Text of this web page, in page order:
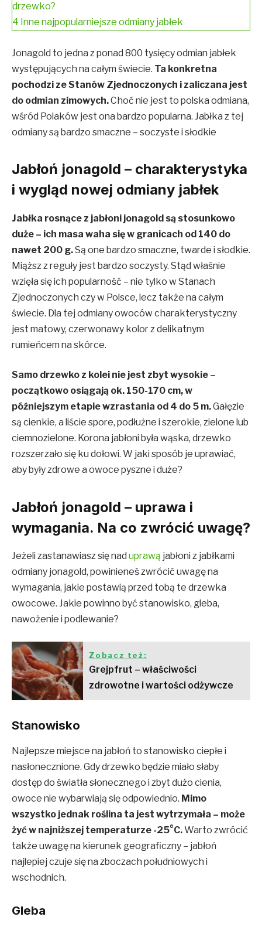
drzewko?
4 Inne najpopularniejsze odmiany jabłek
Jonagold to jedna z ponad 800 tysięcy odmian jabłek
występujących na całym świecie. Ta konkretna
pochodzi ze Stanów Zjednoczonych i zaliczana jest
do odmian zimowych.Choć nie jest to polska odmiana,
wśród Polaków jest ona bardzo popularna. Jabłka z tej
odmiany są bardzo smaczne – soczyste i słodkie
Jabłoń jonagold – charakterystyka
i wygląd nowej odmiany jabłek
Jabłka rosnące z jabłoni jonagold są stosunkowo
duże – ich masa waha się w granicach od 140 do
nawet 200 g.Są one bardzo smaczne, twarde i słodkie.
Miąższ z reguły jest bardzo soczysty. Stąd właśnie
wzięła się ich popularność – nie tylko w Stanach
Zjednoczonych czy w Polsce, lecz także na całym
świecie. Dla tej odmiany owoców charakterystyczny
jest matowy, czerwonawy kolor z delikatnym
rumieńcem na skórce.
Samo drzewko z kolei nie jest zbyt wysokie –
początkowo osiągają ok. 150-170 cm, w
późniejszym etapie wzrastania od 4 do 5 m.Gałęzie
są cienkie, a liście spore, podłużne i szerokie, zielone lub
ciemnozielone. Korona jabłoni była wąska, drzewko
rozszerzało się ku dołowi. W jaki sposób je uprawiać,
aby były zdrowe a owoce pyszne i duże?
Jabłoń jonagold – uprawa i
wymagania. Na co zwrócić uwagę?
Jeżeli zastanawiasz się nad uprawą jabłoni z jabłkami
odmiany jonagold, powinieneś zwrócić uwagę na
wymagania, jakie postawią przed tobą te drzewka
owocowe. Jakie powinno być stanowisko, gleba,
nawożenie i podlewanie?
Zobacz też:
Grejpfrut – właściwości
zdrowotne i wartości odżywcze
Stanowisko
Najlepsze miejsce na jabłoń to stanowisko ciepłe i
nasłonecznione. Gdy drzewko będzie miało słaby
dostęp do światła słonecznego i zbyt dużo cienia,
owoce nie wybarwiają się odpowiednio. Mimo
wszystko jednak roślina ta jest wytrzymała – może
żyć w najniższej temperaturze -25°C.Warto zwrócić
także uwagę na kierunek geograficzny – jabłoń
najlepiej czuje się na zboczach południowych i
wschodnich.
Gleba